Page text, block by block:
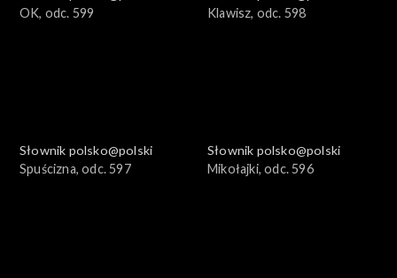
OK, odc. 599
Klawisz, odc. 598
Słownik polsko@polski
Spuścizna, odc. 597
Słownik polsko@polski
Mikołajki, odc. 596